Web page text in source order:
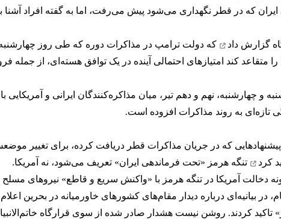
که در قطر نگهداری می‌شود پیش می‌رفت، اما به گفته افراد آشنا
گزارش داد
که دولت ترامپ در مذاکرات دوره که طی روز
کند امتیازهای احتمالی آینده در یک توافق هسته‌ای، از جمله
نهم و دهم تیر، میان مذاکره‌کنندگان ایرانی و آمریکایی
تازه‌ای به روند مذاکرات افزوده است.
که در جریان مذاکرات قطر دریافت کرده، برای تغییر
کرد
تنگه هرمز «تحت فرماندهی ایران» تعریف می‌شود، نه آمریکا.
دخالت آمریکا در تنگه هرمز با «واکنش سریع و قاطع» نیروهای
در بیانیه‌ای درباره دیدار مقام‌های کشورهای خاورمیانه در بحرین
کردند. روشن نیست هشدار صادر شده از سوی قرارگاه خاتم‌الانبیا